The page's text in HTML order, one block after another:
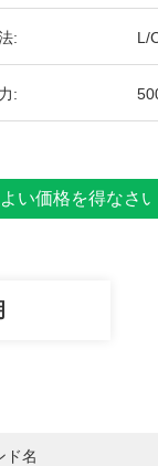
: L/
:
い価格を得なさい
ド名